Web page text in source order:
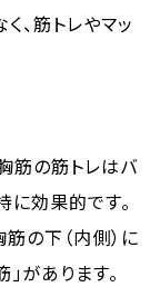
、筋トレやマッ
筋の筋トレはバ
に効果的です。
の下（内側）に
があります。